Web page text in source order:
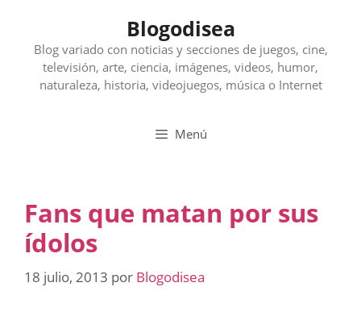
contenido
Blogodisea
Blog variado con noticias y secciones de juegos, cine,
televisión, arte, ciencia, imágenes, videos, humor,
naturaleza, historia, videojuegos, música o Internet
Menú
Fans que matan por sus
ídolos
18 julio, 2013 por Blogodisea